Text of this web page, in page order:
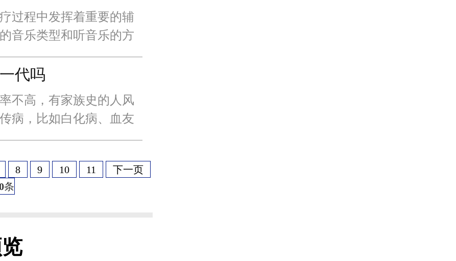
过程中发挥着重要的辅
音乐类型和听音乐的方
地应对疾病带来的心理
度的发挥治疗用
代吗
不高，有家族史的人风
病，比如白化病、血友
。此外，它并不全是由
8 9 10 11
下一页
条